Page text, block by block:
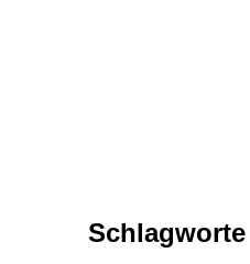
Schlagworte